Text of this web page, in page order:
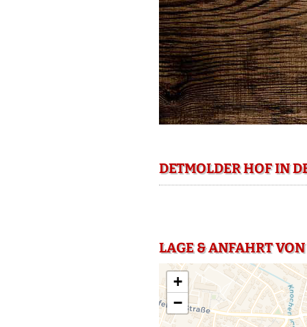
DETMOLDER HOF IN
LAGE & ANFAHRT
+
−